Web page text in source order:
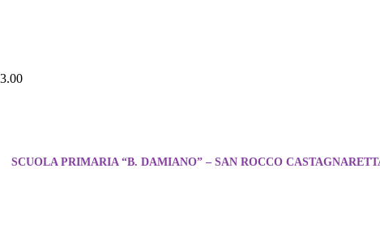
SCUOLA PRIMARIA “B. DAMIANO” – SAN ROCCO